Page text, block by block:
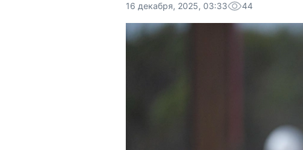
16 декабря, 2025, 03:33 44